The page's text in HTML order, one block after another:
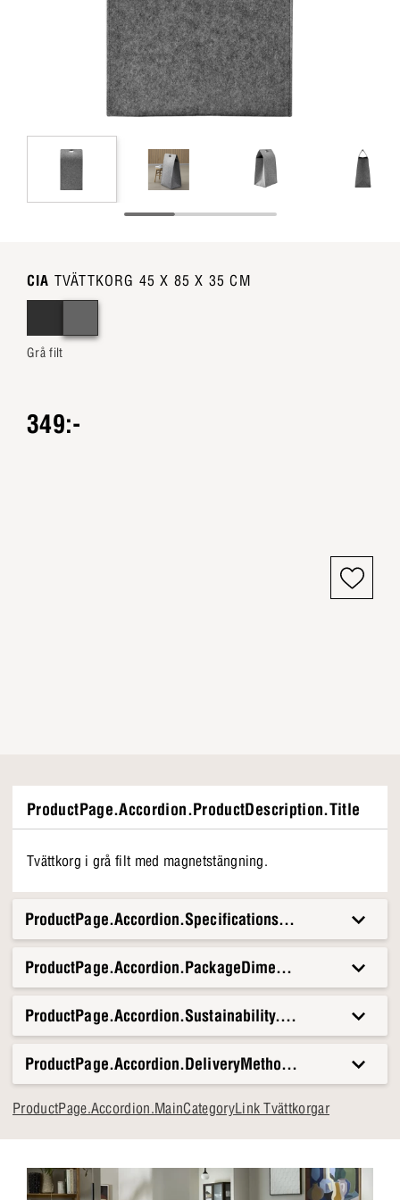
CIA TVÄTTKORG 45 X 85 X 35 CM
Grå filt
349:-
ProductPage.Accordion.ProductDescription.Title
Tvättkorg i grå filt med magnetstängning.
ProductPage.Accordion.Specifications.Title
ProductPage.Accordion.Sustainability.Title
ProductPage.Accordion.DeliveryMethods.Title
ProductPage.Accordion.MainCategoryLink Tvättkorgar